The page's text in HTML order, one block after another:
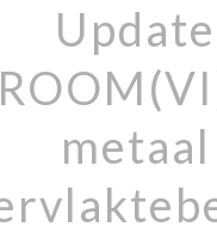
Update
metaal